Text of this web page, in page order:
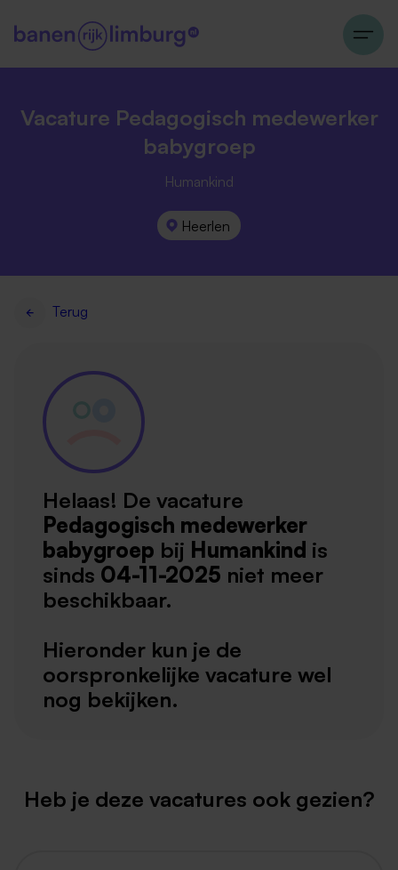
Vacature Pedagogisch medewerker
babygroep
Humankind
Heerlen
Terug
Helaas! De vacature
Pedagogisch medewerker
babygroep bij Humankind is
sinds 04-11-2025 niet meer
beschikbaar.
Hieronder kun je de
oorspronkelijke vacature wel
nog bekijken.
Heb je deze vacatures ook gezien?